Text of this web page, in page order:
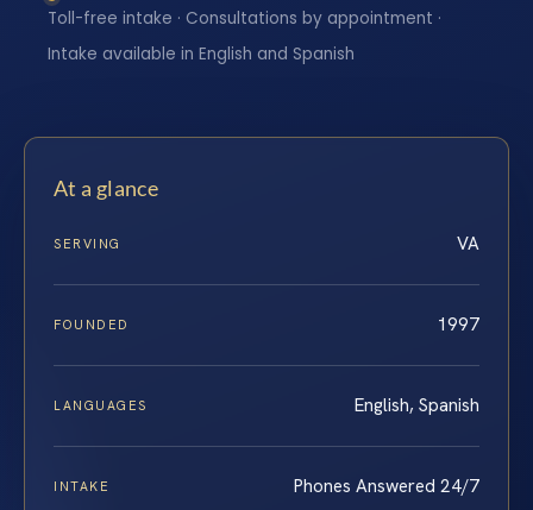
Toll-free intake · Consultations by appointment ·
Intake available in English and Spanish
At a glance
SERVING VA
FOUNDED 1997
LANGUAGES English, Spanish
INTAKE Phones Answered 24/7